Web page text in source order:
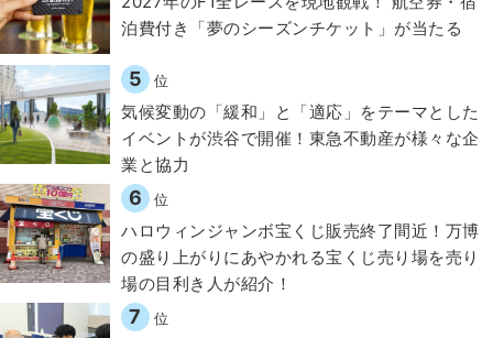
泊費付き「夢のシーズンチケット」が当たる
5 位
気候変動の「緩和」と「適応」をテーマとした
イベントが渋谷で開催！東急不動産が様々な企
業と協力
6 位
ハロウィンジャンボ宝くじ販売終了間近！万博
の盛り上がりにあやかれる宝くじ売り場を売り
場の目利き人が紹介！
7 位